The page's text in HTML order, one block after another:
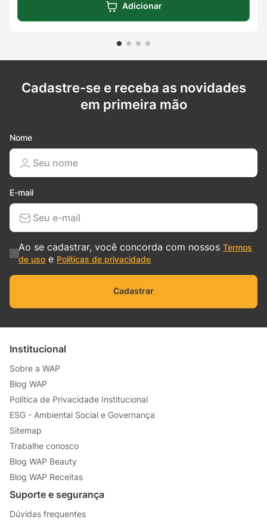
Adicionar
Cadastre-se e receba as novidades
em primeira mão
Nome
E-mail
Ao se cadastrar, você concorda com nossosTermos
de uso e Políticas de privacidade
Cadastrar
Institucional
Sobre a WAP
Blog WAP
Política de Privacidade Institucional
ESG - Ambiental Social e Governança
Sitemap
Trabalhe conosco
Blog WAP Beauty
Blog WAP Receitas
Suporte e segurança
Dúvidas frequentes